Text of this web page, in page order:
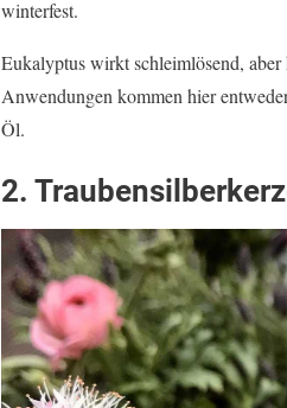
winterfest.
Eukalyptus wirkt schleimlösend,
Anwendungen kommen hier
Öl.
2.